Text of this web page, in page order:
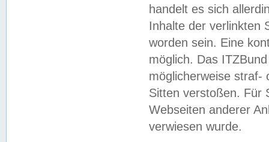
handelt es sich
Inhalte der verlinkten
worden sein. Eine
möglich. Das
möglicherweise straf-
Sitten verstoßen. Für
Webseiten anderer
verwiesen wurde.